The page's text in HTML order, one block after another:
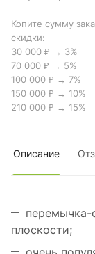
Копите сумму
скидки:
30 000 ₽ → 3%
70 000 ₽ → 5%
100 000 ₽ → 7%
150 000 ₽ → 10%
210 000 ₽ → 15%
Описание
перемычка-
плоскости;